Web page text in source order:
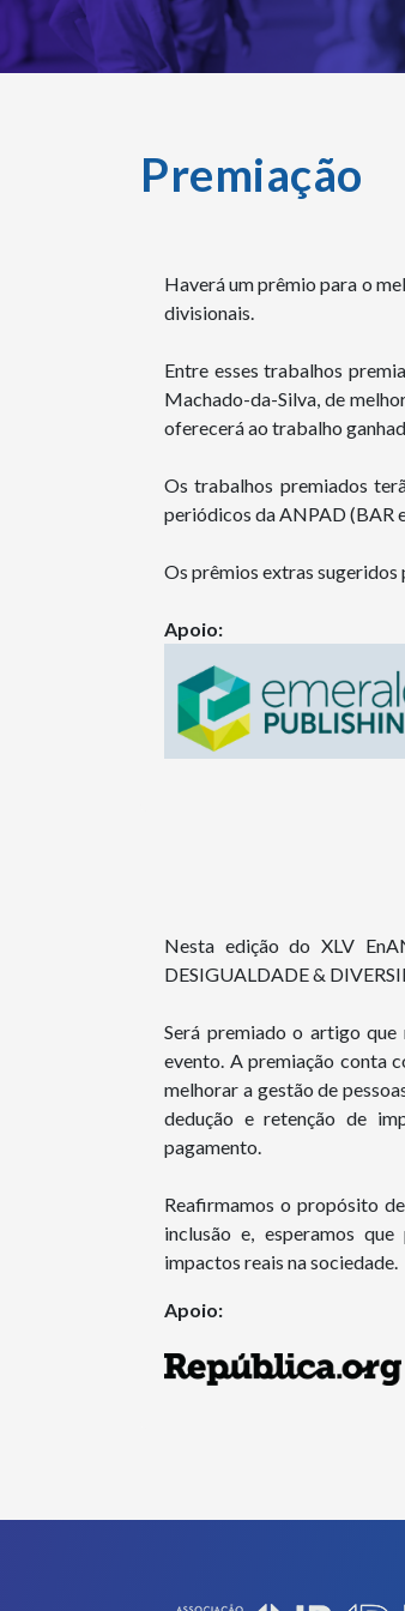
Premiação
Haverá um prêmio para o
divisionais.
Entre esses trabalhos
Machado-da-Silva, de
oferecerá ao trabalho
Os trabalhos premiados
periódicos da ANPAD (BAR
Os prêmios extras sugeridos
Apoio:
Nesta edição do XLV
DESIGUALDADE &
Será premiado o artigo
evento. A premiação conta
melhorar a gestão de
dedução e retenção de
pagamento.
Reafirmamos o propósito
inclusão e, esperamos
impactos reais na sociedade.
Apoio: